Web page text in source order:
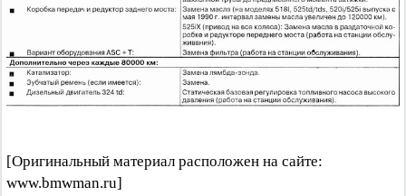
[Оригинальный материал расположен на сайте:
www.bmwman.ru]